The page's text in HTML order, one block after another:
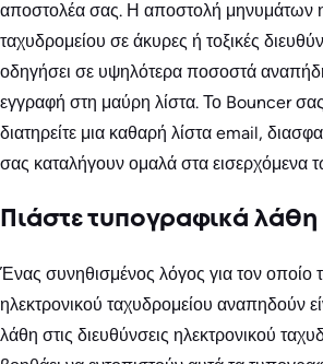
αποστολέα σας. Η αποστολή μηνυμάτων
ταχυδρομείου σε άκυρες ή τοξικές
οδηγήσει σε υψηλότερα ποσοστά
εγγραφή στη μαύρη λίστα. Το Bouncer
διατηρείτε μια καθαρή λίστα email,
σας καταλήγουν ομαλά στα εισερχόμενα
Πιάστε τυπογραφικά λάθη
Ένας συνηθισμένος λόγος για τον οποίο
ηλεκτρονικού ταχυδρομείου αναπηδούν
λάθη στις διευθύνσεις ηλεκτρονικού